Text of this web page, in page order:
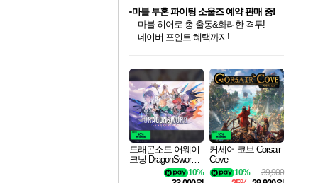
네이버혜택과 함께 만나보세요!
50%할인&추가 적립까지!
이니&베니 혜택까지!
네이버 혜택가와 함께 예약하세요!
할인&네이버혜택으로 만나보세요!
네이버페이 혜택과 만나보세요!
40주년 프로모션으로 만나보세요!
마블 투혼 파이팅 소울즈 예약 판매 중!
마블 히어로 총 출동&화려한 격투!
네이버 포인트 혜택까지!
할인가에 만나보세요!
일부 에디션 상시 할인!
혜택으로 예약 판매 중
편안하게 충전하세요
드래곤소드 어웨이
크닝 DragonSword A
10%
커세어 코브 Corsair
Cove
39,900
10%